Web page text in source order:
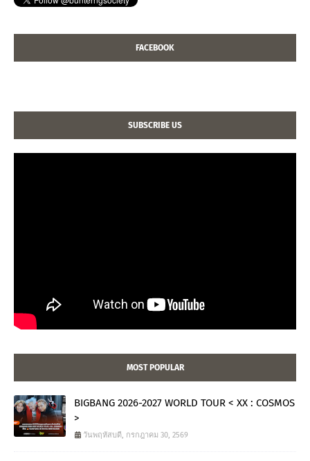
FACEBOOK
SUBSCRIBE US
MOST POPULAR
BIGBANG 2026-2027 WORLD TOUR < XX : COSMOS
>
วันพฤหัสบดี, กรกฎาคม 30, 2569